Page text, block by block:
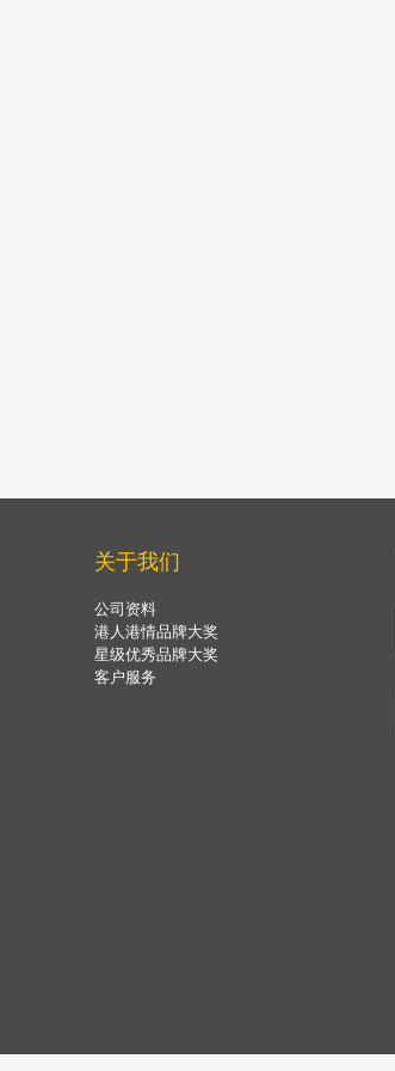
关于我们
公司资料
港人港情品牌大奖
星级优秀品牌大奖
客户服务